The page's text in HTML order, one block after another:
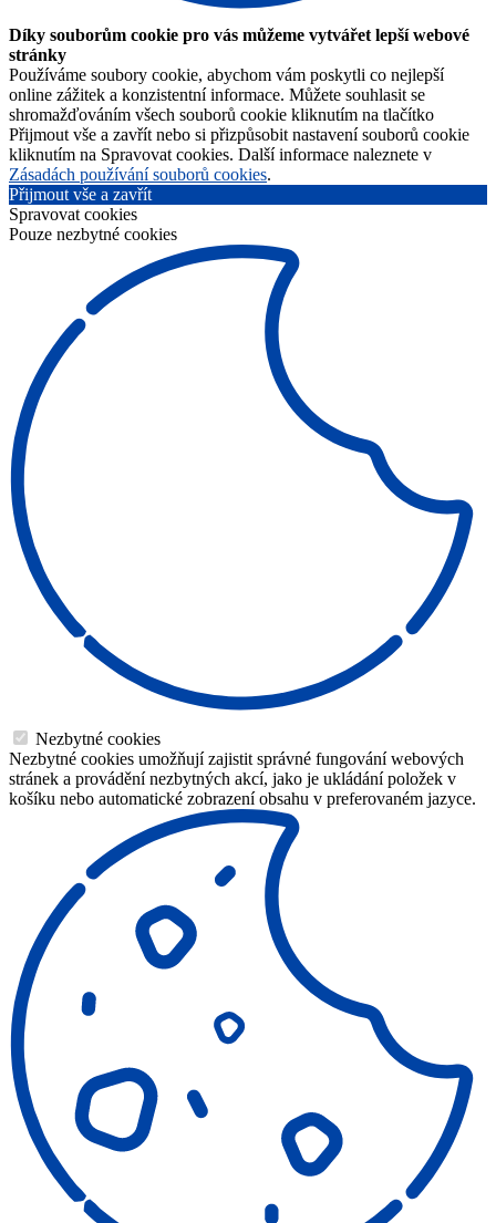
Díky souborům cookie pro vás můžeme vytvářet lepší webové
stránky
Používáme soubory cookie, abychom vám poskytli co nejlepší
online zážitek a konzistentní informace. Můžete souhlasit se
shromažďováním všech souborů cookie kliknutím na tlačítko
Přijmout vše a zavřít nebo si přizpůsobit nastavení souborů cookie
kliknutím na Spravovat cookies. Další informace naleznete v
Zásadách používání souborů cookies.
Přijmout vše a zavřít
Spravovat cookies
Pouze nezbytné cookies
Nezbytné cookies
Nezbytné cookies umožňují zajistit správné fungování webových
stránek a provádění nezbytných akcí, jako je ukládání položek v
košíku nebo automatické zobrazení obsahu v preferovaném jazyce.